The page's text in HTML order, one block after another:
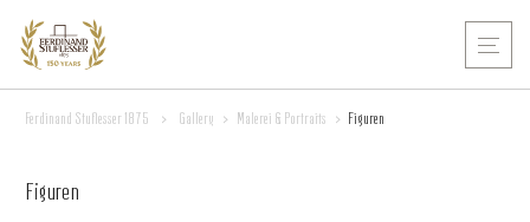
Ferdinand Stuflesser 1875 > Gallery > Malerei & Portraits > Figuren
Figuren